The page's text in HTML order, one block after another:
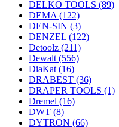
DELKO TOOLS (89)
DEMA (122)
DEN-SIN (3)
DENZEL (122)
Detoolz (211)
Dewalt (556)
DiaKat (16)
DRABEST (36)
DRAPER TOOLS (1)
Dremel (16)
DWT (8)
DYTRON (66)